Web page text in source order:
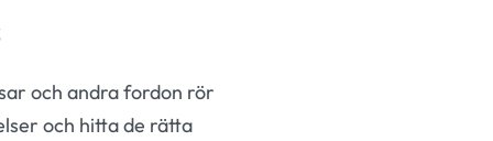
och andra fordon rör
och hitta de rätta